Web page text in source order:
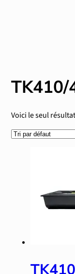
TK410/
Voici le seul résultat